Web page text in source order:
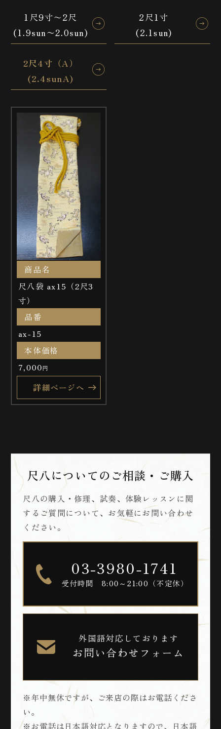
1尺9寸〜2尺
(1.9sun〜2.0sun)
2尺1寸
(2.1sun)
2尺4寸（A）
(2.4sunA)
商品名
尺八袋 ax15（2尺3
寸）
品番
ax-15
本体価格
7,000円
詳細ページへ
尺八についてのご相談・ご購入
尺八の購入・修理、試奏、体験レッスンに関
するご質問について、お気軽にお問い合わせ
ください。
03-3980-1741
受付時間 8:00～21:00（不定休）
外国語対応しております
お問い合わせフォーム
※年中無休ですが、ご来店の際はお電話くださ
い。
※お電話は日本語対応となりますので、日本語